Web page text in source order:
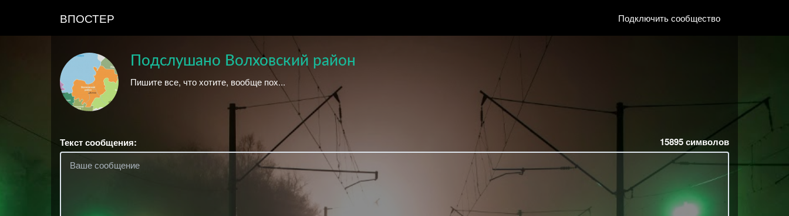
ВПОСТЕР Подключить сообщество
Подслушано Волховский район
Пишите все, что хотите, вообще пох...
Текст сообщения: 15895символов